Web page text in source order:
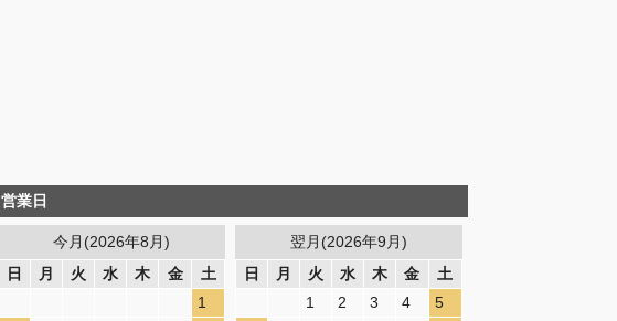
営業日
今月(2026年8月)
日
月 火 水 木 金
土
1
翌月(2026年9月)
日
月 火 水 木 金
土
1
2 3 4
5